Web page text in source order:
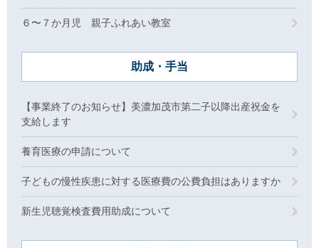
６〜７か月児 親子ふれあい教室
助成・手当
【事業終了のお知らせ】美濃加茂市第二子以降出産祝金を
支給します
養育医療の申請について
子どもの慢性疾患に対する医療費の公費負担はありますか
新生児聴覚検査費用助成について